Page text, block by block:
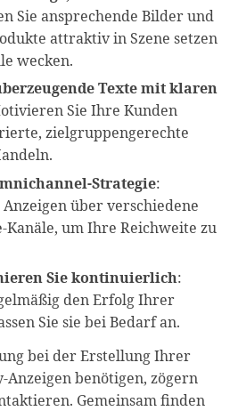
Sie ansprechende Bilder und
attraktiv in Szene setzen
wecken.
Texte mit klaren
Sie Ihre Kunden
zielgruppengerechte
Strategie:
über verschiedene
Kanäle, um Ihre Reichweite zu
Sie kontinuierlich:
den Erfolg Ihrer
Sie sie bei Bedarf an.
bei der Erstellung Ihrer
Anzeigen benötigen, zögern
Gemeinsam finden